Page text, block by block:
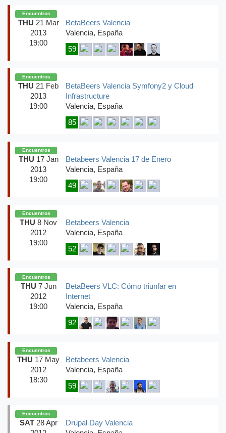
Encuentros
THU 21 Mar
2013
19:00
BetaBeers Valencia
Valencia, España
59
Encuentros
THU 21 Feb
2013
19:00
BetaBeers Valencia Symfony2 y Cloud
Infrastructure
Valencia, España
85
Encuentros
THU 17 Jan
2013
19:00
Betabeers Valencia 17 de Enero
Valencia, España
49
Encuentros
THU 8 Nov
2012
19:00
Betabeers Valencia
Valencia, España
52
Encuentros
THU 7 Jun
2012
19:00
BetaBeers VLC: Cómo triunfar en
Internet
Valencia, España
92
Encuentros
THU 17 May
2012
18:30
Betabeers Valencia
Valencia, España
59
Encuentros
SAT28 Apr
Drupal Day Valencia